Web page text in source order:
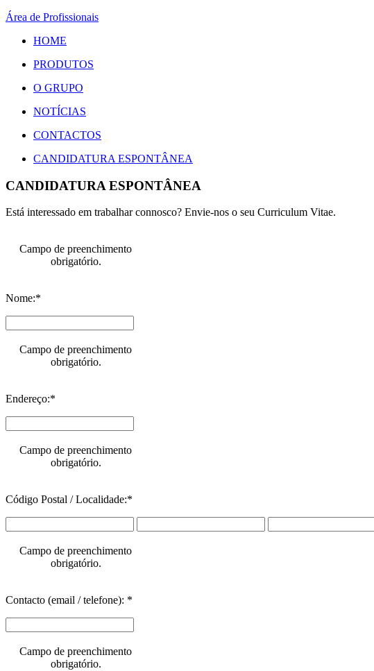
Área de Profissionais
HOME
PRODUTOS
O GRUPO
NOTÍCIAS
CONTACTOS
CANDIDATURA ESPONTÂNEA
CANDIDATURA ESPONTÂNEA
Está interessado em trabalhar connosco? Envie-nos o seu Curriculum Vitae.
Campo de preenchimento
obrigatório.
Nome:*
Campo de preenchimento
obrigatório.
Endereço:*
Campo de preenchimento
obrigatório.
Código Postal / Localidade:*
Campo de preenchimento
obrigatório.
Contacto (email / telefone): *
Campo de preenchimento
obrigatório.